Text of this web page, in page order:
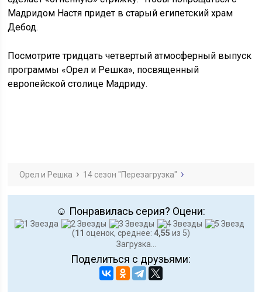
Мадридом Настя придет в старый египетский храм
Дебод.
Посмотрите тридцать четвертый атмосферный выпуск
программы «Орел и Решка», посвященный
европейской столице Мадриду.
Орел и Решка 14 сезон "Перезагрузка"
☺ Понравилась серия? Оцени:
(11 оценок, среднее: 4,55 из 5)
Загрузка...
Поделиться с друзьями: